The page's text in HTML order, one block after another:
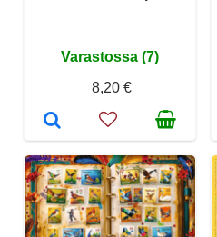
Varastossa (7)
8,20 €